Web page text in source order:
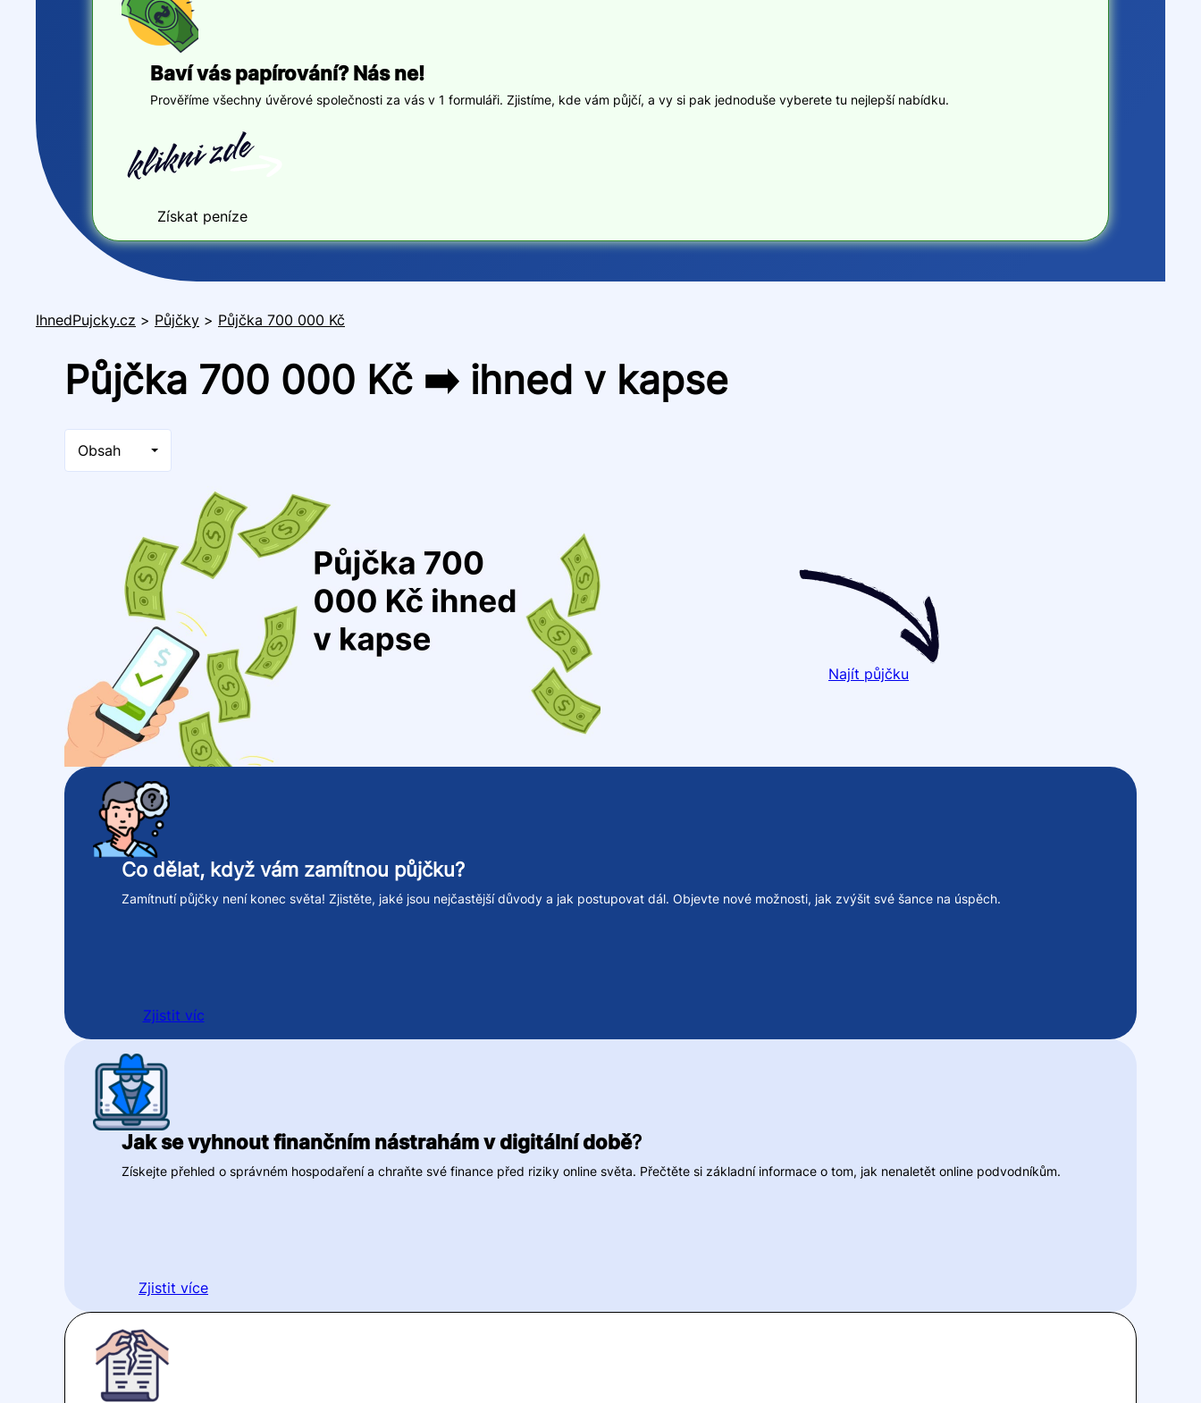
Baví vás papírování? Nás ne!
Prověříme všechny úvěrové společnosti za vás v 1 formuláři. Zjistíme, kde vám půjčí, a vy si pak jednoduše vyberete tu nejlepší nabídku.
Získat peníze
IhnedPujcky.cz > Půjčky > Půjčka 700 000 Kč
Půjčka 700 000 Kč ➡️ ihned v kapse
Obsah
Najít půjčku
Co dělat, když vám zamítnou půjčku?
Zamítnutí půjčky není konec světa! Zjistěte, jaké jsou nejčastější důvody a jak postupovat dál. Objevte nové možnosti, jak zvýšit své šance na úspěch.
Zjistit víc
Jak se vyhnout finančním nástrahám v digitální době?
Získejte přehled o správném hospodaření a chraňte své finance před riziky online světa. Přečtěte si základní informace o tom, jak nenaletět online podvodníkům.
Zjistit více